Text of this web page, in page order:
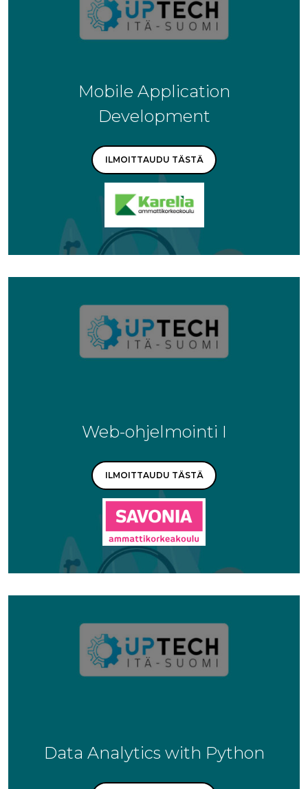
Mobile Application
Development
ILMOITTAUDU TÄSTÄ
Web-ohjelmointi I
ILMOITTAUDU TÄSTÄ
Data Analytics with Python